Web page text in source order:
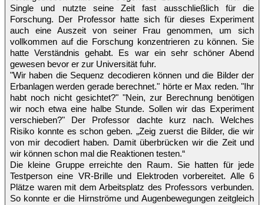
Single und nutzte seine Zeit fast ausschließlich für die
Forschung. Der Professor hatte sich für dieses Experiment
auch eine Auszeit von seiner Frau genommen, um sich
vollkommen auf die Forschung konzentrieren zu können. Sie
hatte Verständnis gehabt. Es war ein sehr schöner Abend
gewesen bevor er zur Universität fuhr.
"Wir haben die Sequenz decodieren können und die Bilder der
Erbanlagen werden gerade berechnet." hörte er Max reden. "Ihr
habt noch nicht gesichtet?" "Nein, zur Berechnung benötigen
wir noch etwa eine halbe Stunde. Sollen wir das Experiment
verschieben?" Der Professor dachte kurz nach. Welches
Risiko konnte es schon geben. „Zeig zuerst die Bilder, die wir
von mir decodiert haben. Damit überbrücken wir die Zeit und
wir können schon mal die Reaktionen testen.“
Die kleine Gruppe erreichte den Raum. Sie hatten für jede
Testperson eine VR-Brille und Elektroden vorbereitet. Alle 6
Plätze waren mit dem Arbeitsplatz des Professors verbunden.
So konnte er die Hirnströme und Augenbewegungen zeitgleich